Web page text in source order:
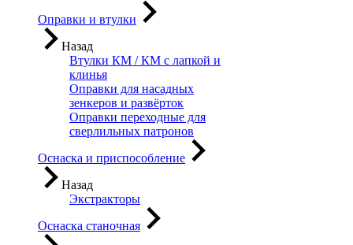
Оправки и втулки
Назад
Втулки КМ / КМ с лапкой и
клинья
Оправки для насадных
зенкеров и развёрток
Оправки переходные для
сверлильных патронов
Оснаска и приспособление
Назад
Экстракторы
Оснаска станочная